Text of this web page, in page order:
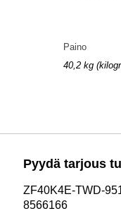
Paino
40,2 kg
Pyydä tarjous
ZF40K4E-TWD-
8566166